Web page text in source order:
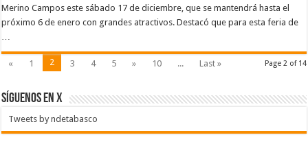
Merino Campos este sábado 17 de diciembre, que se mantendrá hasta el
próximo 6 de enero con grandes atractivos. Destacó que para esta feria de
…
Leer más Page 2 of 14
« 1 2 3 4 5 » 10 ... Last »
SÍGUENOS EN X
Tweets by ndetabasco